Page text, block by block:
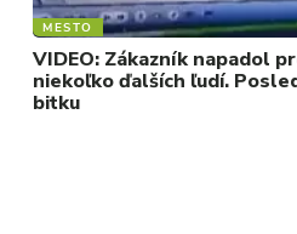
MESTO
VIDEO: Zákazník napadol
niekoľko ďalších ľudí.
bitku